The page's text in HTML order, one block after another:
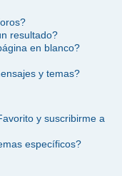
resultado?
en blanco?
y temas?
y suscribirme a
específicos?